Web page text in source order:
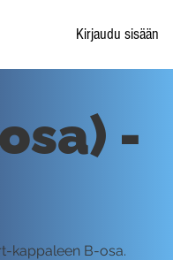
Kirjaudu sisään
-
kappaleen B-osa.